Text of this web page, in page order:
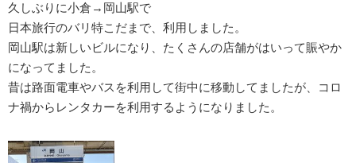
久しぶりに小倉→岡山駅で
日本旅行のバリ特こだまで、利用しました。
岡山駅は新しいビルになり、たくさんの店舗がはいって賑やか
になってました。
昔は路面電車やバスを利用して街中に移動してましたが、コロ
ナ禍からレンタカーを利用するようになりました。